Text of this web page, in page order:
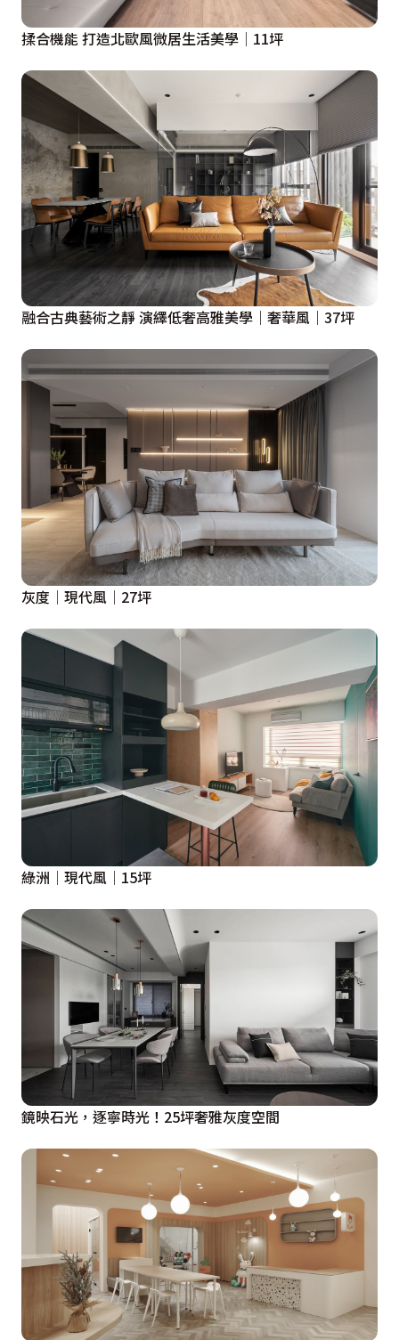
揉合機能 打造北歐風微居生活美學│11坪
融合古典藝術之靜 演繹低奢高雅美學│奢華風│37坪
灰度│現代風│27坪
綠洲│現代風│15坪
鏡映石光，逐寧時光！25坪奢雅灰度空間